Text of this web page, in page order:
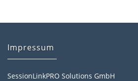
Impressum
SessionLinkPRO Solutions GmbH